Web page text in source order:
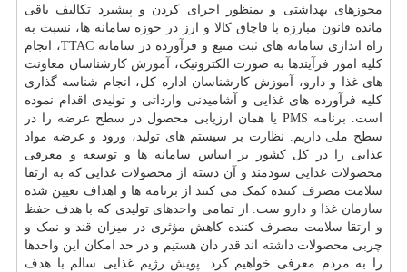
مجوزهای بهداشتی و بمنظور اجرای کردن و پیشبرد تکالیف باقی
مانده قانون مبارزه با قاچاق کالا و ارز در حوزه سامانه ها، نسبت به
راه اندازی سامانه های ثبت منبع و فرآورده در سامانه TTAC، انجام
کلیه امور فرآیندها به صورت الکترونیک،
آموزش کارشناسان معاونت
های غذا و دارو، آموزش کارشناسان اداره کل، انجام شناسه گذاری
کلیه فرآورده های غذایی و آشامیدنی وارداتی و تولیدی اقدام نموده
است. برنامه PMS یا همان ارزیابی محصول در سطح عرضه را در
سطح ملی داریم. نظارت بر سیستم های تولید، ورود و عرضه مواد
غذایی را در کل کشور بر اساس سامانه ها و توسعه و معرفی
محصولات غذایی سودمند و آن دسته از محصولات غذایی که به ارتقا
سلامت مصرف کننده کمک می کنند از برنامه ها و اهداف تعیین شده
سازمان غذا و دارو ست. از تمامی واحدهای تولیدی که با هدف حفظ
و ارتقا سلامت مصرف کننده کاهش مؤثری در میزان قند و نمک و
چربی محصولات داشته اند قدر دان هستیم و در حد امکان این واحدها
را به مردم معرفی خواهیم کرد. پویش رژیم غذایی سالم با هدف